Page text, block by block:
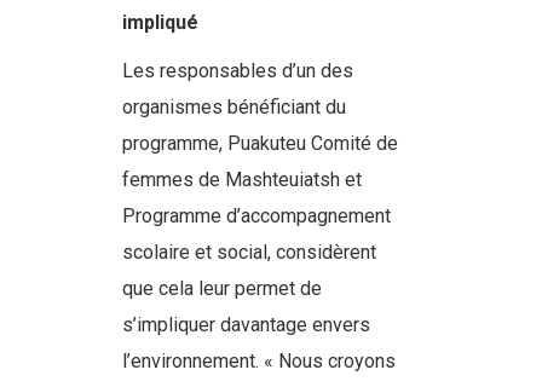
impliqué
Les responsables d’un des
organismes bénéficiant du
programme, Puakuteu Comité de
femmes de Mashteuiatsh et
Programme d’accompagnement
scolaire et social, considèrent
que cela leur permet de
s’impliquer davantage envers
l’environnement. « Nous croyons